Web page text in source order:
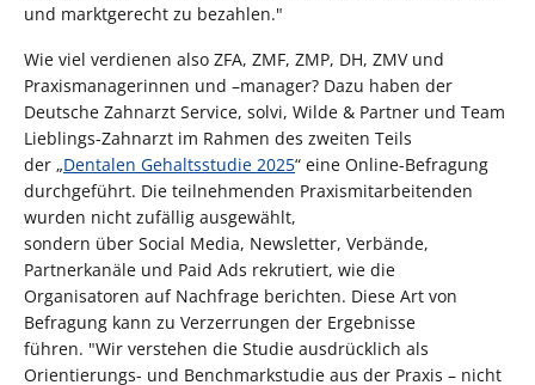
und marktgerecht zu bezahlen."
Wie viel verdienen also ZFA, ZMF, ZMP, DH, ZMV und
Praxismanagerinnen und –manager? Dazu haben der
Deutsche Zahnarzt Service, solvi, Wilde & Partner und Team
Lieblings-Zahnarzt im Rahmen des zweiten Teils
der „Dentalen Gehaltsstudie 2025“ eine Online-Befragung
durchgeführt. Die teilnehmenden Praxismitarbeitenden
wurden nicht zufällig ausgewählt,
sondern über Social Media, Newsletter, Verbände,
Partnerkanäle und Paid Ads rekrutiert, wie die
Organisatoren auf Nachfrage berichten. Diese Art von
Befragung kann zu Verzerrungen der Ergebnisse
führen. "Wir verstehen die Studie ausdrücklich als
Orientierungs- und Benchmarkstudie aus der Praxis – nicht